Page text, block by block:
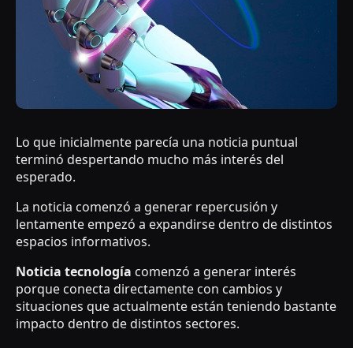
Lo que inicialmente parecía una noticia puntual
terminó despertando mucho más interés del
esperado.
La noticia comenzó a generar repercusión y
lentamente empezó a expandirse dentro de distintos
espacios informativos.
Noticia tecnología comenzó a generar interés
porque conecta directamente con cambios y
situaciones que actualmente están teniendo bastante
impacto dentro de distintos sectores.